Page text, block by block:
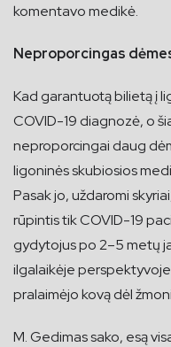
komentavo medikė.
Neproporcingas
Kad garantuotą bilietą į
COVID-19 diagnozė, o
neproporcingai daug
ligoninės skubiosios
Pasak jo, uždaromi
rūpintis tik COVID-19
gydytojus po 2–5 metų
ilgalaikėje
pralaimėjo kovą dėl
M. Gedimas sako, esą